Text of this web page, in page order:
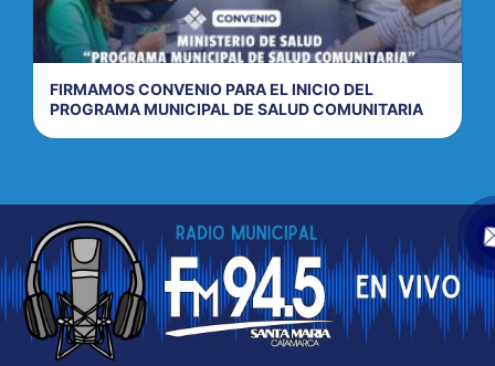
FIRMAMOS CONVENIO PARA EL INICIO DEL
PROGRAMA MUNICIPAL DE SALUD COMUNITARIA